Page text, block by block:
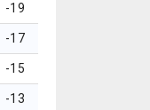
-19
-17
-15
-13